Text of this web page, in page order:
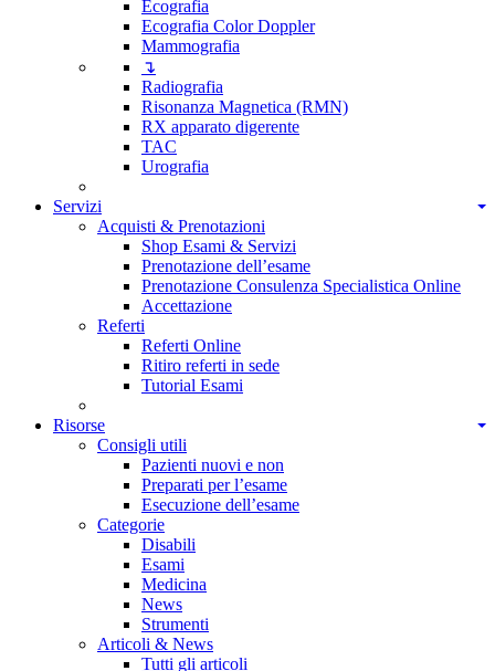
Ecografia
Ecografia Color Doppler
Mammografia
↴
Radiografia
Risonanza Magnetica (RMN)
RX apparato digerente
TAC
Urografia
Servizi
Acquisti & Prenotazioni
Shop Esami & Servizi
Prenotazione dell’esame
Prenotazione Consulenza Specialistica Online
Accettazione
Referti
Referti Online
Ritiro referti in sede
Tutorial Esami
Risorse
Consigli utili
Pazienti nuovi e non
Preparati per l’esame
Esecuzione dell’esame
Categorie
Disabili
Esami
Medicina
News
Strumenti
Articoli & News
Tutti gli articoli